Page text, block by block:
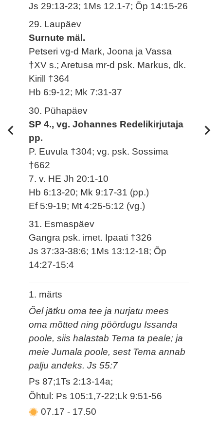
Js 29:13-23; 1Ms 12.1-7; Õp 14:15-26
29. Laupäev
Surnute mäl.
Petseri vg-d Mark, Joona ja Vassa
†XV s.; Aretusa mr-d psk. Markus, dk.
Kirill †364
Hb 6:9-12; Mk 7:31-37
30. Pühapäev
SP 4., vg. Johannes Redelikirjutaja
pp.
P. Euvula †304; vg. psk. Sossima
†662
7. v. HE Jh 20:1-10
Hb 6:13-20; Mk 9:17-31 (pp.)
Ef 5:9-19; Mt 4:25-5:12 (vg.)
31. Esmaspäev
Gangra psk. imet. Ipaati †326
Js 37:33-38:6; 1Ms 13:12-18; Õp
14:27-15:4
1. märts
Õel jätku oma tee ja nurjatu mees
oma mõtted ning pöördugu Issanda
poole, siis halastab Tema ta peale; ja
meie Jumala poole, sest Tema annab
palju andeks. Js 55:7
Ps 87;1Ts 2:13-14a;
Õhtul: Ps 105:1,7-22;Lk 9:51-56
07.17- 17.50